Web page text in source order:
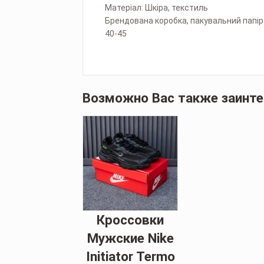
Матеріал: Шкіра, текстиль
Брендована коробка, пакувальний папір
40-45
Возможно Вас также
Кроссовки
Мужские Nike
Initiator Termo